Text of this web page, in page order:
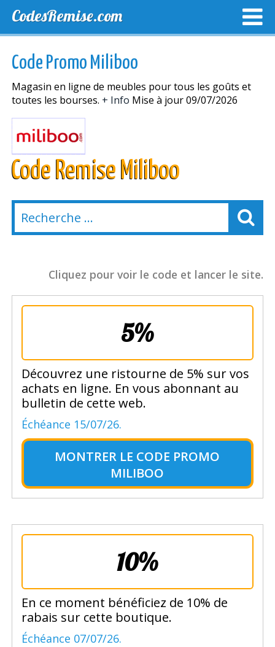
CodesRemise.com
NOUVELLES MAGASINS
Code Promo Miliboo
Magasin en ligne de meubles pour tous les goûts et
toutes les bourses. + Info Mise à jour 09/07/2026
Code Remise Miliboo
Cliquez pour voir le code et lancer le site.
5%
Découvrez une ristourne de 5% sur vos
achats en ligne. En vous abonnant au
bulletin de cette web.
Échéance 15/07/26.
MONTRER LE CODE PROMO
MILIBOO
10%
En ce moment bénéficiez de 10% de
rabais sur cette boutique.
Échéance 07/07/26.